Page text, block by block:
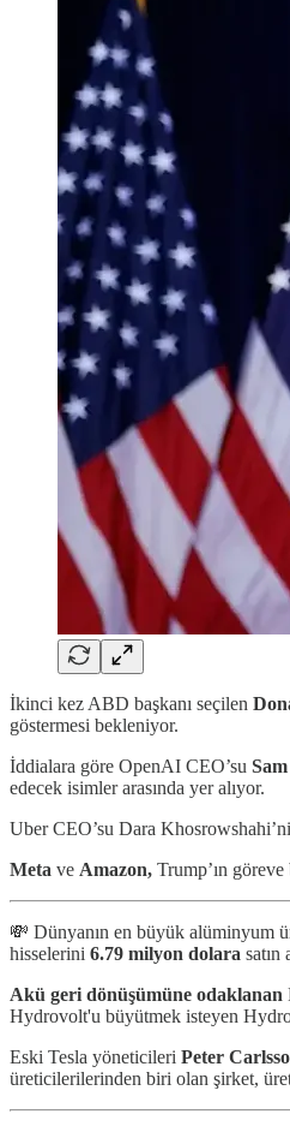
İkinci kez ABD başkanı seçilen
göstermesi bekleniyor.
İddialara göre OpenAI CEO’su
edecek isimler arasında yer alıyor.
Uber CEO’su Dara
Meta ve Amazon, Trump’ın
💸 Dünyanın en büyük alüminyum
hisselerini 6.79 milyon dolara satın
Akü geri dönüşümüne odaklanan
Hydrovolt'u büyütmek isteyen
Eski Tesla yöneticileri Peter
üreticilerilerinden biri olan şirket,